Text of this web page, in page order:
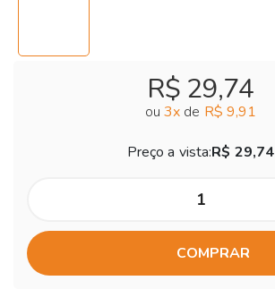
R$ 29,74
ou 3x de R$ 9,91
Preço a vista:R$ 29,74
COMPRAR